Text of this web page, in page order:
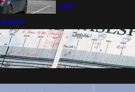
se na vesti